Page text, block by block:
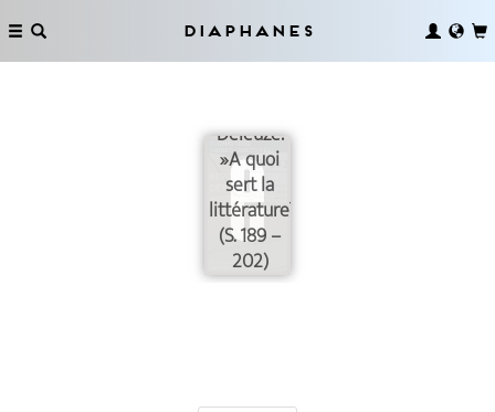
Diaphanes
Deleuze:
»A quoi
sert la
littérature?«
(S. 189 –
202)